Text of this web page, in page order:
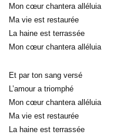
Mon cœur chantera alléluia
Ma vie est restaurée
La haine est terrassée
Mon cœur chantera alléluia
Et par ton sang versé
L’amour a triomphé
Mon cœur chantera alléluia
Ma vie est restaurée
La haine est terrassée